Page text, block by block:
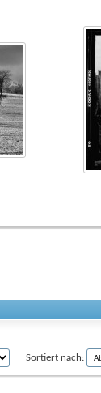
Sortiert nach: